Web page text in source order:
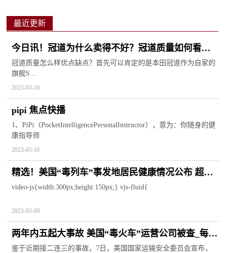
最近更新
今日讯！冠道为什么卖得不好？冠道质量如何看看
车主怎么说
冠道质量怎么样优点缺点？首先可以肯定的是本田冠道作为自家的
旗舰S...
2023-03-10
pipi 焦点快播
1、PiPi（PocketIntelligencePersonalInstructor），意为：你随身的健
康指导师
2023-03-10
精选！美国“毒列车”事发地居民健康情况公布 超七
成人出现头痛
video-js{width:300px;height:150px;} vjs-fluid{
2023-03-09
两年内五起大事故 美国“毒火车”运营公司被查_每日
热点
鉴于近期接二连三的事故，7日，美国国家运输安全委员会宣布，